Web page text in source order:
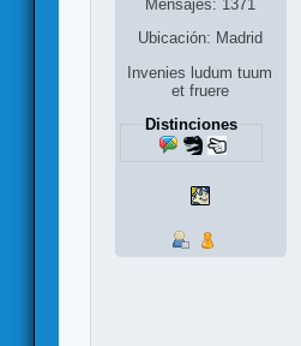
Mensajes: 1371
Ubicación: Madrid
Invenies ludum tuum
et fruere
Distinciones